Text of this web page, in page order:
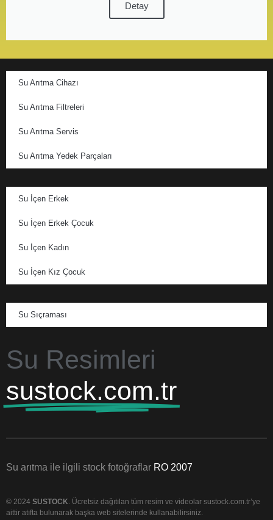
Detay
Su Arıtma Cihazı
Su Arıtma Filtreleri
Su Arıtma Servis
Su Arıtma Yedek Parçaları
Su İçen Erkek
Su İçen Erkek Çocuk
Su İçen Kadın
Su İçen Kız Çocuk
Su Sıçraması
Su Resimleri
sustock.com.tr
Su arıtma ile ilgili stock fotoğraflar RO 2007
© 2024 SUSTOCK . Ücretsiz dağıtılan tüm resim ve videolar sustock.com.tr’ye
aittir atıfta bulunarak başka web sitelerinde kullanabilirsiniz.